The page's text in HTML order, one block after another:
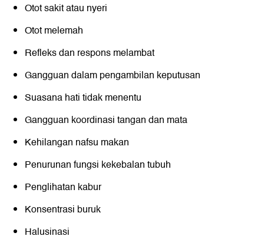
Otot sakit atau nyeri
Otot melemah
Refleks dan respons melambat
Gangguan dalam pengambilan keputusan
Suasana hati tidak menentu
Gangguan koordinasi tangan dan mata
Kehilangan nafsu makan
Penurunan fungsi kekebalan tubuh
Penglihatan kabur
Konsentrasi buruk
Halusinasi